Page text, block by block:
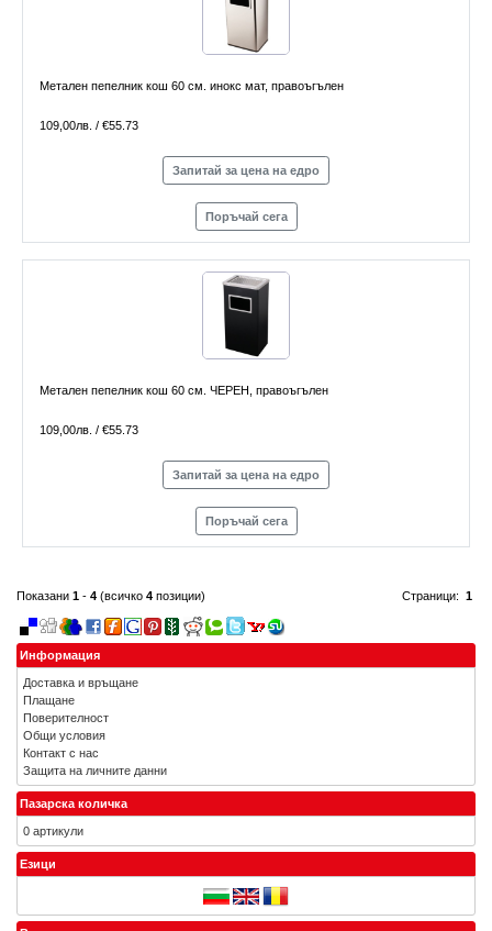
Метален пепелник кош 60 см. инокс мат, правоъгълен
109,00лв. / €55.73
Запитай за цена на едро
Поръчай сега
Метален пепелник кош 60 см. ЧЕРЕН, правоъгълен
109,00лв. / €55.73
Запитай за цена на едро
Поръчай сега
Страници: 1
Показани 1 - 4 (всичко 4 позиции)
Информация
Доставка и връщане
Плащане
Поверителност
Общи условия
Контакт с нас
Защита на личните данни
Пазарска количка
0 артикули
Езици